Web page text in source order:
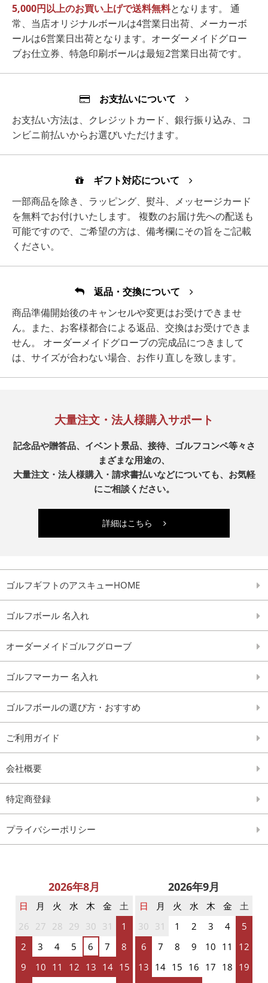
5,000円以上のお買い上げで送料無料となります。 通
常、当店オリジナルボールは4営業日出荷、メーカーボ
ールは6営業日出荷となります。オーダーメイドグロー
ブお仕立券、特急印刷ボールは最短2営業日出荷です。
お支払いについて
お支払い方法は、クレジットカード、銀行振り込み、コ
ンビニ前払いからお選びいただけます。
ギフト対応について
一部商品を除き、ラッピング、熨斗、メッセージカード
を無料でお付けいたします。 複数のお届け先への配送も
可能ですので、ご希望の方は、備考欄にその旨をご記載
ください。
返品・交換について
商品準備開始後のキャンセルや変更はお受けできませ
ん。また、お客様都合による返品、交換はお受けできま
せん。 オーダーメイドグローブの完成品につきまして
は、サイズが合わない場合、お作り直しを致します。
大量注文・法人様購入サポート
記念品や贈答品、イベント景品、接待、ゴルフコンペ等々さ
まざまな用途の、
大量注文・法人様購入・請求書払いなどについても、お気軽
にご相談ください。
詳細はこちら
ゴルフギフトのアスキューHOME
ゴルフボール 名入れ
オーダーメイドゴルフグローブ
ゴルフマーカー 名入れ
ゴルフボールの選び方・おすすめ
ご利用ガイド
会社概要
特定商登録
プライバシーポリシー
2026年8月
日 月 火 水 木 金
土
26 27 28 29 30 31
1
2
3 4 5 6 7
8
9
10 11 12 13 14 15
2026年9月
日 月 火 水 木 金
土
30 31 1 2 3 4
5
6
7 8 9 10 11
12
13 14 15 16 17 18 19